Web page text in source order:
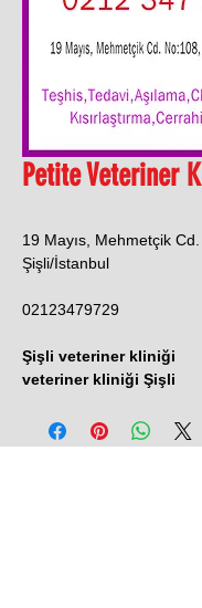
Petite Veteriner
19 Mayıs, Mehmetçik
Şişli/İstanbul
02123479729
Şişli veteriner kliniği
veteriner kliniği Şişli